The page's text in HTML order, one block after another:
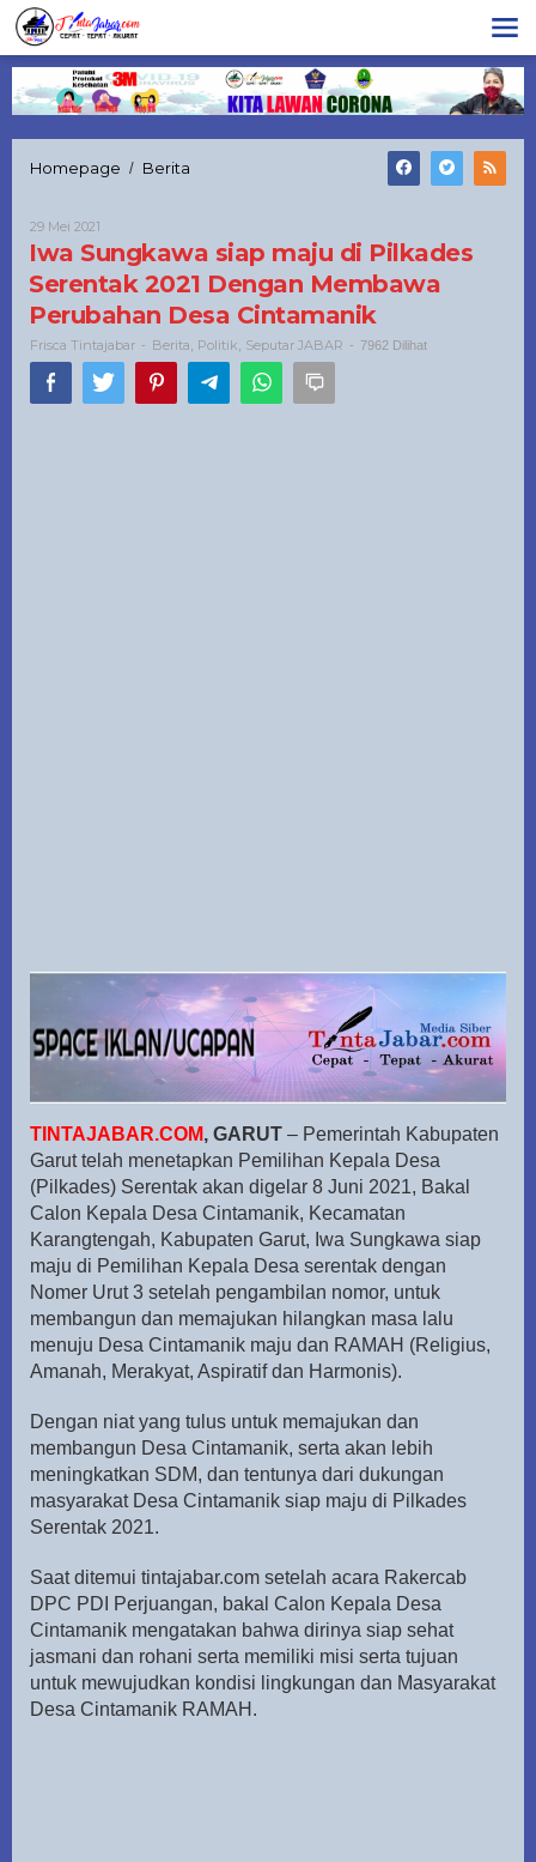
Lewati
ke
konten
Homepage / Berita
di
Pilkades
Serentak
2021
Dengan
Membawa
Perubahan
Desa
29 Mei 2021
Tintajabar
Iwa Sungkawa siap maju di Pilkades
Serentak 2021 Dengan Membawa
Perubahan Desa Cintamanik
Frisca Tintajabar - Berita Politik Seputar JABAR - 7962 Dilihat
TINTAJABAR.COM, GARUT – Pemerintah Kabupaten
Garut telah menetapkan Pemilihan Kepala Desa
(Pilkades) Serentak akan digelar 8 Juni 2021, Bakal
Calon Kepala Desa Cintamanik, Kecamatan
Karangtengah, Kabupaten Garut, Iwa Sungkawa siap
maju di Pemilihan Kepala Desa serentak dengan
Nomer Urut 3 setelah pengambilan nomor, untuk
membangun dan memajukan hilangkan masa lalu
menuju Desa Cintamanik maju dan RAMAH (Religius,
Amanah, Merakyat, Aspiratif dan Harmonis).
Dengan niat yang tulus untuk memajukan dan
membangun Desa Cintamanik, serta akan lebih
meningkatkan SDM, dan tentunya dari dukungan
masyarakat Desa Cintamanik siap maju di Pilkades
Serentak 2021.
Saat ditemui tintajabar.com setelah acara Rakercab
DPC PDI Perjuangan, bakal Calon Kepala Desa
Cintamanik mengatakan bahwa dirinya siap sehat
jasmani dan rohani serta memiliki misi serta tujuan
untuk mewujudkan kondisi lingkungan dan Masyarakat
Desa Cintamanik RAMAH.